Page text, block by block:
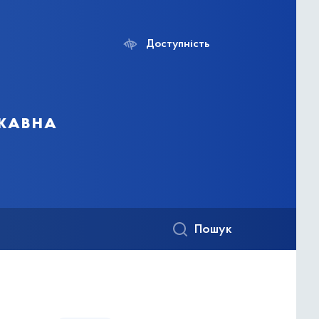
Доступність
Пошук